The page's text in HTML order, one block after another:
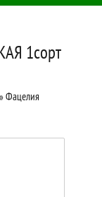
1сорт
» Фацелия